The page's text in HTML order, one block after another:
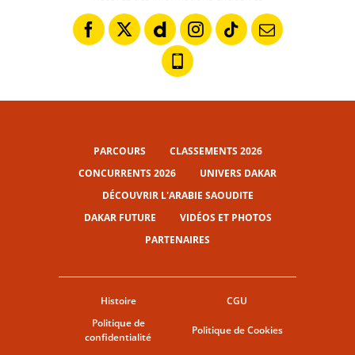
PARCOURS
CLASSEMENTS 2026
CONCURRENTS 2026
UNIVERS DAKAR
DÉCOUVRIR L'ARABIE SAOUDITE
DAKAR FUTURE
VIDÉOS ET PHOTOS
PARTENAIRES
Histoire
CGU
Politique de
confidentialité
Politique de Cookies